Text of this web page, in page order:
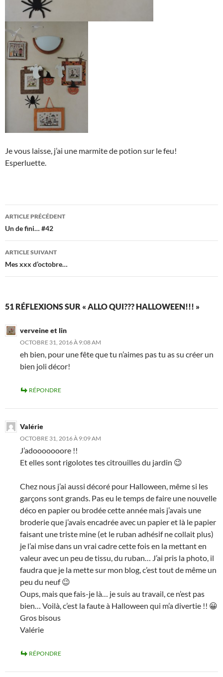
Je vous laisse, j’ai une marmite de potion sur le feu!
Esperluette.
Navigation
des
articles
ARTICLE PRÉCÉDENT
Un de fini… #42
ARTICLE SUIVANT
Mes xxx d’octobre…
51 RÉFLEXIONS SUR « ALLO QUI??? HALLOWEEN!!! »
verveine et lin
OCTOBRE 31, 2016 À 9:08 AM
eh bien, pour une fête que tu n’aimes pas tu as su créer un
bien joli décor!
RÉPONDRE
Valérie
OCTOBRE 31, 2016 À 9:09 AM
J’adooooooore !!
Et elles sont rigolotes tes citrouilles du jardin 😉
Chez nous j’ai aussi décoré pour Halloween, même si les
garçons sont grands. Pas eu le temps de faire une nouvelle
déco en papier ou brodée cette année mais j’avais une
broderie que j’avais encadrée avec un papier et là le papier
faisant une triste mine (et le ruban adhésif ne collait plus)
je l’ai mise dans un vrai cadre cette fois en la mettant en
valeur avec un peu de tissu, du ruban… J’ai pris la photo, il
faudra que je la mette sur mon blog, c’est tout de même un
peu du neuf 😉
Oups, mais que fais-je là… je suis au travail, ce n’est pas
bien… Voilà, c’est la faute à Halloween qui m’a divertie !! 😀
Gros bisous
Valérie
RÉPONDRE